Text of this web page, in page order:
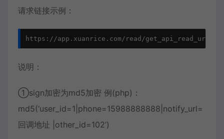
请求链接示例：
说明：
①sign加密为md5加密 例(php)：
md5(‘user_id=1|phone=15988888888|notify_url=
回调地址 |other_id=102’)